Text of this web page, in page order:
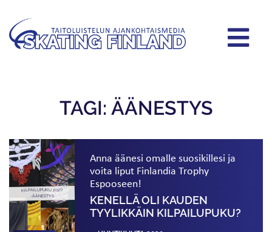
TAGI: ÄÄNESTYS
KILPAILUPUKU 2020
-ÄÄNESTYS
Anna äänesi omalle suosikillesi ja
voita liput Finlandia Trophy
Espooseen!
KENELLÄ OLI KAUDEN
TYYLIKKÄIN KILPAILUPUKU?